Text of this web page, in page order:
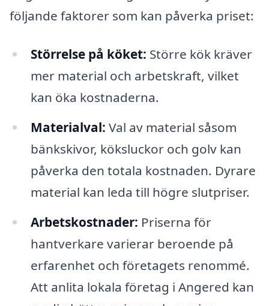
följande faktorer som kan påverka priset:
Störrelse på köket: Större kök kräver
mer material och arbetskraft, vilket
kan öka kostnaderna.
Materialval: Val av material såsom
bänkskivor, köksluckor och golv kan
påverka den totala kostnaden. Dyrare
material kan leda till högre slutpriser.
Arbetskostnader: Priserna för
hantverkare varierar beroende på
erfarenhet och företagets renommé.
Att anlita lokala företag i Angered kan